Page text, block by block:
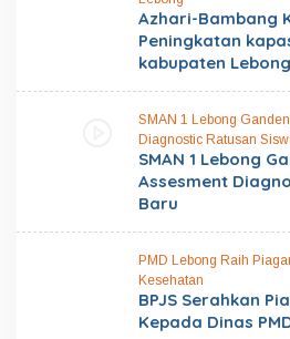
Azhari-Bambang
Peningkatan
kabupaten
SMAN 1 Lebong
Diagnostic Ratusan
SMAN 1 Lebong
Assesment
Baru
PMD Lebong Raih
Kesehatan
BPJS Serahkan
Kepada Dinas